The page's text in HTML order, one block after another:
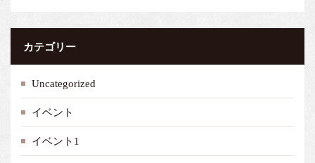
カテゴリー
Uncategorized
イベント
イベント1